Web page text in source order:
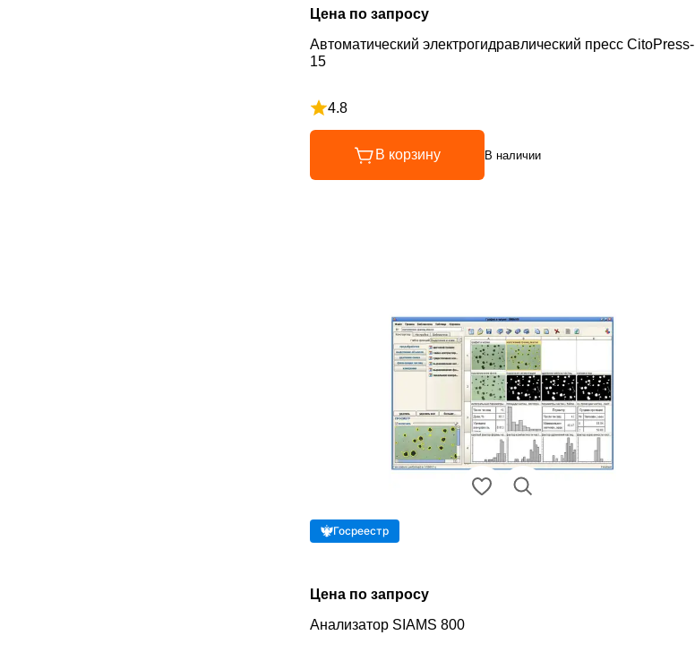
Цена по запросу
Автоматический электрогидравлический пресс CitoPress-
15
4.8
Рейтинг 4.8 из 5
В корзину В наличии
Госреестр
Цена по запросу
Анализатор SIAMS 800